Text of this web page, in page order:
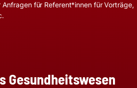
für Referent*innen für Vorträge,
Gesundheitswesen